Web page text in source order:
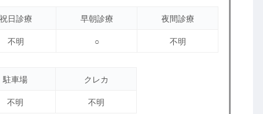
日診療 早朝診療 夜間診療
不明 ○ 不明
駐車場 クレカ
不明 不明